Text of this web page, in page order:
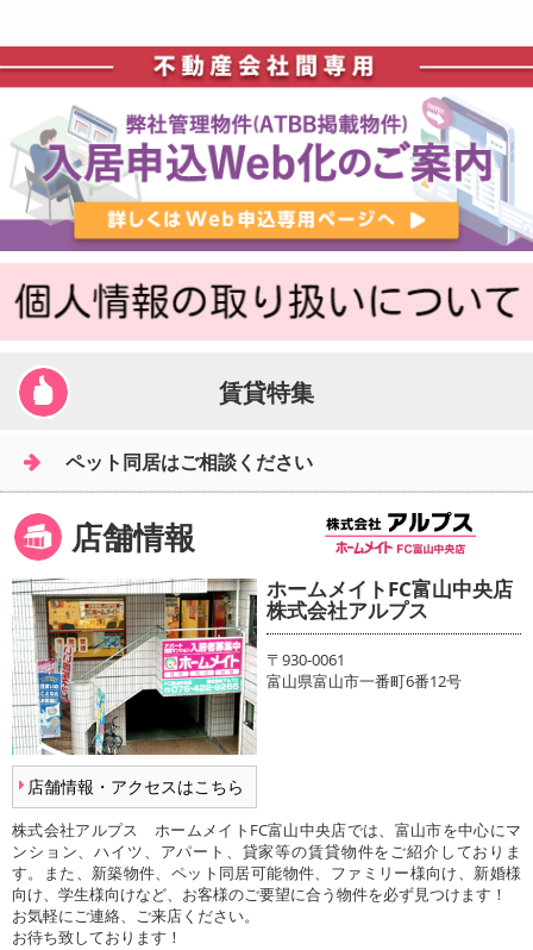
賃貸特集
ペット同居はご相談ください
店舗情報
店舗情報・アクセスはこちら
ホームメイトFC富山中央店
株式会社アルプス
〒930-0061
富山県富山市一番町6番12号
株式会社アルプス ホームメイトFC富山中央店では、富山市を中心にマ
ンション、ハイツ、アパート、貸家等の賃貸物件をご紹介しておりま
す。また、新築物件、ペット同居可能物件、ファミリー様向け、新婚様
向け、学生様向けなど、お客様のご要望に合う物件を必ず見つけます！
お気軽にご連絡、ご来店ください。
お待ち致しております！